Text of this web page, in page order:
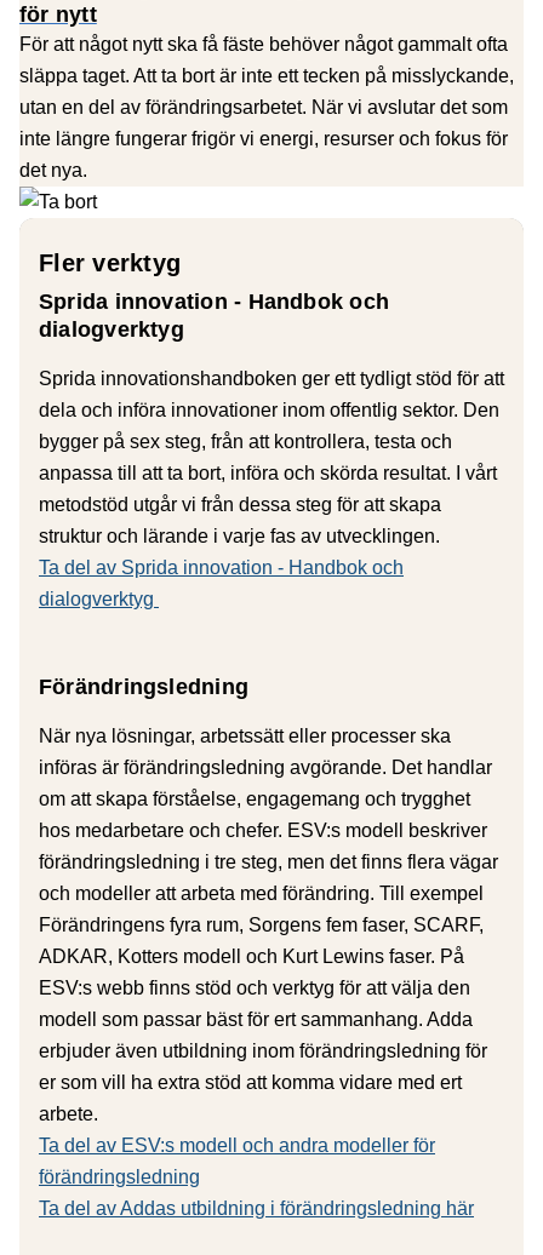
för nytt
För att något nytt ska få fäste behöver något gammalt ofta
släppa taget. Att ta bort är inte ett tecken på misslyckande,
utan en del av förändringsarbetet. När vi avslutar det som
inte längre fungerar frigör vi energi, resurser och fokus för
det nya.
Fler verktyg
Sprida innovation - Handbok och
dialogverktyg
Sprida innovationshandboken ger ett tydligt stöd för att
dela och införa innovationer inom offentlig sektor. Den
bygger på sex steg, från att kontrollera, testa och
anpassa till att ta bort, införa och skörda resultat. I vårt
metodstöd utgår vi från dessa steg för att skapa
struktur och lärande i varje fas av utvecklingen.
Ta del av Sprida innovation - Handbok och
dialogverktyg
Förändringsledning
När nya lösningar, arbetssätt eller processer ska
införas är förändringsledning avgörande. Det handlar
om att skapa förståelse, engagemang och trygghet
hos medarbetare och chefer. ESV:s modell beskriver
förändringsledning i tre steg, men det finns flera vägar
och modeller att arbeta med förändring. Till exempel
Förändringens fyra rum, Sorgens fem faser, SCARF,
ADKAR, Kotters modell och Kurt Lewins faser. På
ESV:s webb finns stöd och verktyg för att välja den
modell som passar bäst för ert sammanhang. Adda
erbjuder även utbildning inom förändringsledning för
er som vill ha extra stöd att komma vidare med ert
arbete.
Ta del av ESV:s modell och andra modeller för
förändringsledning
Ta del av Addas utbildning i förändringsledning här